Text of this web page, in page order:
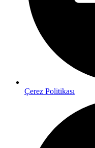
Çerez Politikası